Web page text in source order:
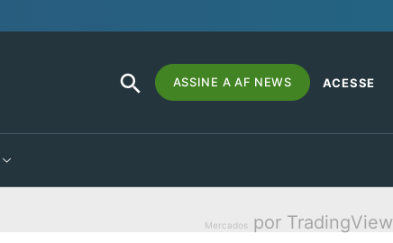
Search
for:
SEARCH
BUTTON
ASSINE A AF NEWS ACESSE
Mercados por TradingView